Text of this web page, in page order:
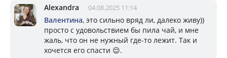
Alexandra 04.08.2025 11:14
Валентина, это сильно вряд ли, далеко живу))
просто с удовольствием бы пила чай, и мне
жаль, что он не нужный где-то лежит. Так и
хочется его спасти 😌.